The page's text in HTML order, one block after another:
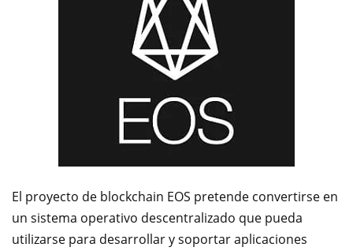
El proyecto de blockchain EOS pretende convertirse en
un sistema operativo descentralizado que pueda
utilizarse para desarrollar y soportar aplicaciones